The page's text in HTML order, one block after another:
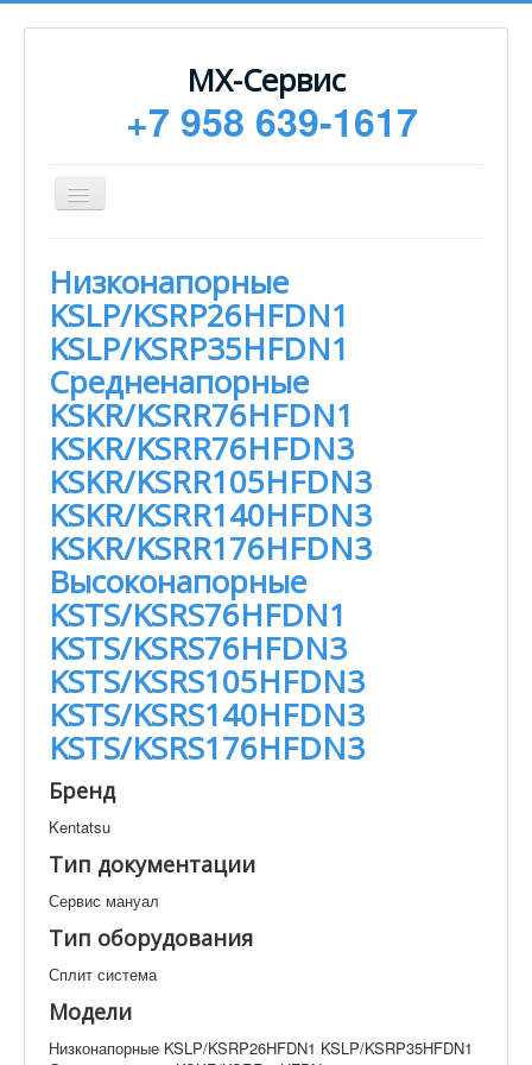
МХ-Сервис
+7 958 639-1617
Toggle
Navigation
Монтаж
Сервисное обслуживание
Техническая документация
Статьи
Новости
Контакты
Техническая документация
Низконапорные KSLP/KSRP26HFDN1
KSLP/KSRP35HFDN1 Средненапорные
KSKR/KSRR76HFDN1 KSKR/KSRR76HFDN3
KSKR/KSRR105HFDN3 KSKR/KSRR140HFDN3
KSKR/KSRR176HFDN3 Высоконапорные
KSTS/KSRS76HFDN1 KSTS/KSRS76HFDN3
KSTS/KSRS105HFDN3 KSTS/KSRS140HFDN3
KSTS/KSRS176HFDN3
Искать
Производитель
Элементов на страницу
Низконапорные
KSLP/KSRP26HFDN1
KSLP/KSRP35HFDN1
Средненапорные
KSKR/KSRR76HFDN1
KSKR/KSRR76HFDN3
KSKR/KSRR105HFDN3
KSKR/KSRR140HFDN3
KSKR/KSRR176HFDN3
Высоконапорные
KSTS/KSRS76HFDN1
KSTS/KSRS76HFDN3
KSTS/KSRS105HFDN3
KSTS/KSRS140HFDN3
KSTS/KSRS176HFDN3
Бренд
Kentatsu
Тип документации
Сервис мануал
Тип оборудования
Сплит система
Модели
Низконапорные KSLP/KSRP26HFDN1 KSLP/KSRP35HFDN1